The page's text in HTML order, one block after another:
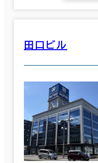
田口ビル